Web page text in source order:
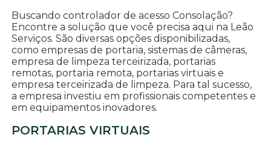
Buscando controlador de acesso Consolação?
Encontre a solução que você precisa aqui na Leão
Serviços. São diversas opções disponibilizadas,
como empresas de portaria, sistemas de câmeras,
empresa de limpeza terceirizada, portarias
remotas, portaria remota, portarias virtuais e
empresa terceirizada de limpeza. Para tal sucesso,
a empresa investiu em profissionais competentes e
em equipamentos inovadores.
PORTARIAS VIRTUAIS